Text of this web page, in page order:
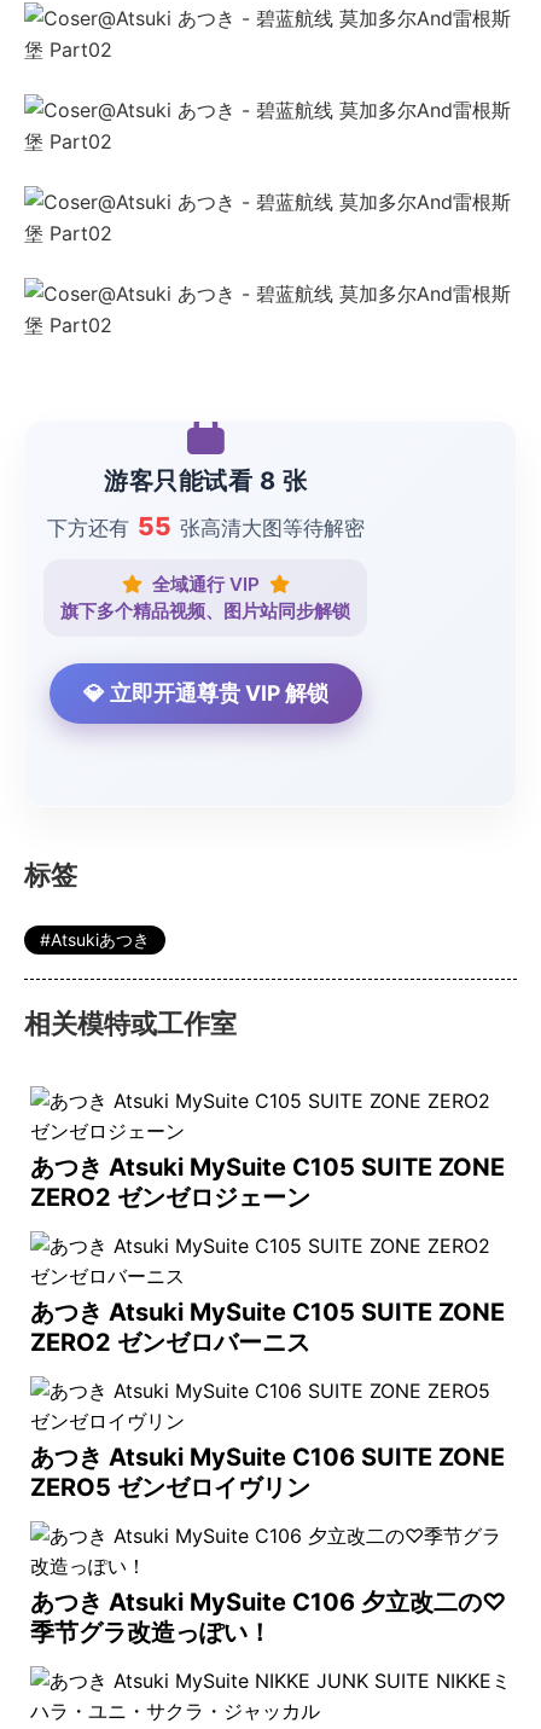
游客只能试看 8 张
下方还有 55 张高清大图等待解密
全域通行 VIP
旗下多个精品视频、图片站同步解锁
💎 立即开通尊贵 VIP 解锁
标签
Atsukiあつき
相关模特或工作室
あつき Atsuki MySuite C105 SUITE ZONE
ZERO2 ゼンゼロジェーン
あつき Atsuki MySuite C105 SUITE ZONE
ZERO2 ゼンゼロバーニス
あつき Atsuki MySuite C106 SUITE ZONE
ZERO5 ゼンゼロイヴリン
あつき Atsuki MySuite C106 夕立改二の♡
季节グラ改造っぽい！